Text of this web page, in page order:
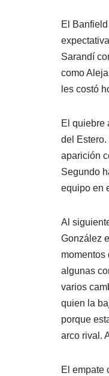
El
Sarandí
como
les costó
El quiebre
del Estero.
aparición
Segundo
equipo en
Al
González
momentos
algunas
varios
quien la
porque
arco rival.
El empate